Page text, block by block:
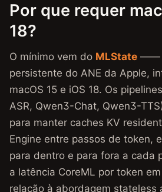
Por que requer
18?
O mínimo vem do MLState ——
persistente do ANE da Apple,
macOS 15 e iOS 18. Os
ASR, Qwen3-Chat, Qwen3-
para manter caches KV
Engine entre passos de token,
para dentro e para fora a cada
a latência CoreML por token em
relação à abordagem stateless